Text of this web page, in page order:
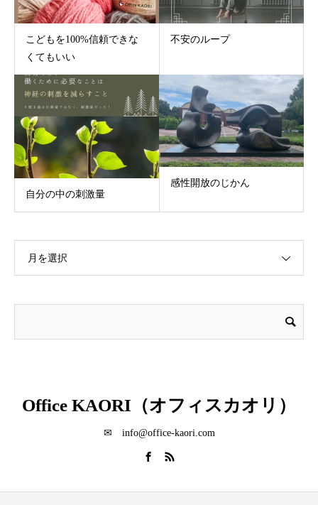
こどもを100%信頼できな
くてもいい
不安のループ
自分の中の刺激量
感性開放のじかん
月を選択
Office KAORI（オフィスカオリ）
✉ info@office-kaori.com